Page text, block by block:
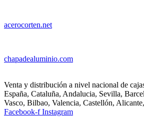
acerocorten.net
chapadealuminio.com
Venta y distribución a nivel nacional de
España, Cataluña, Andalucia, Sevilla,
Vasco, Bilbao, Valencia, Castellón,
Facebook-f Instagram